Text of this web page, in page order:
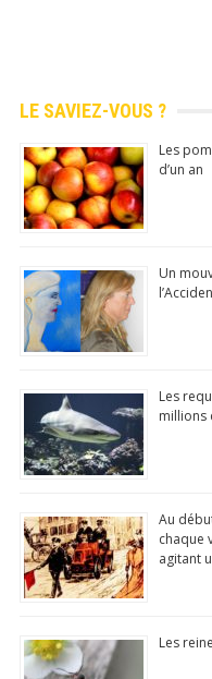
LE SAVIEZ-VOUS ?
Les
d’un an
Un
Les
millions
Au
chaque
agitant
Les
Commentaire, Like,
Partage...